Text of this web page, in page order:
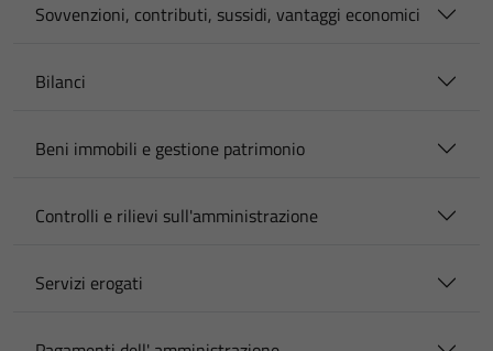
Sovvenzioni, contributi, sussidi, vantaggi economici
Bilanci
Beni immobili e gestione patrimonio
Controlli e rilievi sull'amministrazione
Servizi erogati